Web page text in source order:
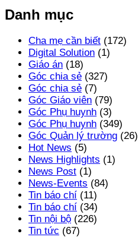
Danh mục
Cha mẹ cần biết (172)
Digital Solution (1)
Giáo án (18)
Góc chia sẻ (327)
Góc chia sẻ (7)
Góc Giáo viên (79)
Góc Phụ huynh (3)
Góc Phụ huynh (349)
Góc Quản lý trường (26)
Hot News (5)
News Highlights (1)
News Post (1)
News-Events (84)
Tin báo chí (11)
Tin báo chí (34)
Tin nội bộ (226)
Tin tức (67)